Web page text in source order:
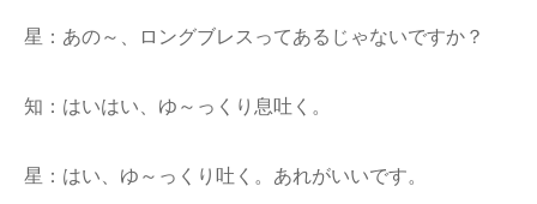
星：あの～、ロングブレスってあるじゃないですか？
知：はいはい、ゆ～っくり息吐く。
星：はい、ゆ～っくり吐く。あれがいいです。